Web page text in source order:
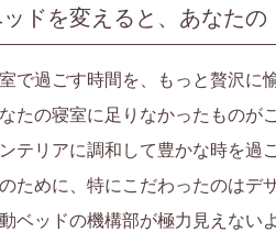
ドを変えると、あなたの
で過ごす時間を、もっと贅沢に
たの寝室に足りなかったものが
テリアに調和して豊かな時を過
ために、特にこだわったのはデ
ベッドの機構部が極力見えない